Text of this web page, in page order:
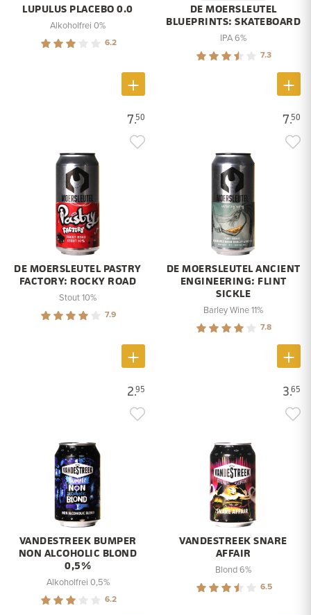
LUPULUS PLACEBO 0.0
Alkoholfrei 0%
6.2
DE MOERSLEUTEL
BLUEPRINTS: SKATEBOARD
IPA 6%
7.3
7.50
DE MOERSLEUTEL PASTRY
FACTORY: ROCKY ROAD
Stout 10%
7.9
7.50
DE MOERSLEUTEL ANCIENT
ENGINEERING: FLINT
SICKLE
Barley Wine 11%
7.8
2.95
VANDESTREEK BUMPER
NON ALCOHOLIC BLOND
0,5%
Alkoholfrei 0,5%
6.2
3.65
VANDESTREEK SNARE
AFFAIR
Blond 6%
6.5